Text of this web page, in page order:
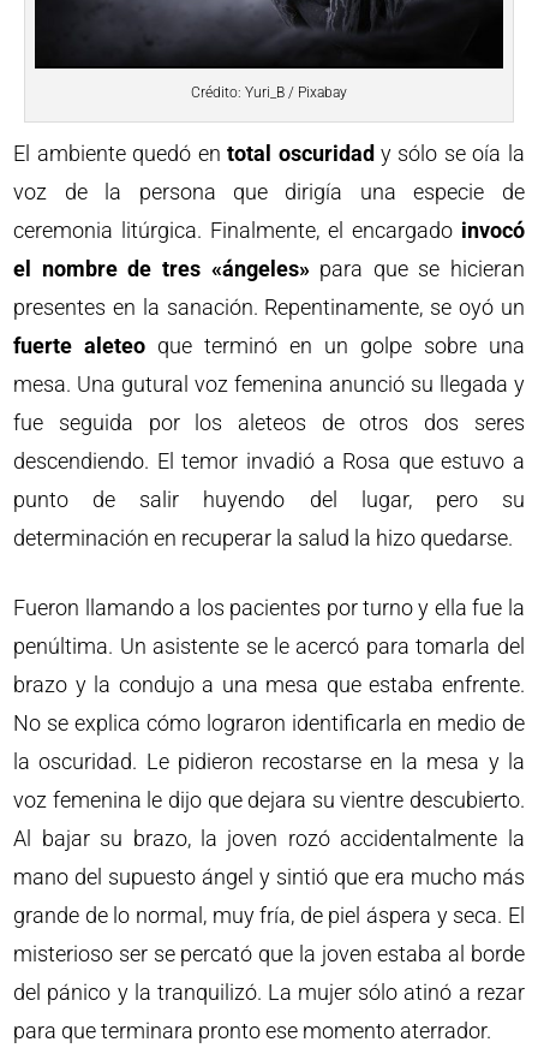
Crédito: Yuri_B / Pixabay
El ambiente quedó entotal oscuridad y sólo se oía la
voz de la persona que dirigía una especie de
ceremonia litúrgica. Finalmente, el encargado invocó
el nombre de tres «ángeles»para que se hicieran
presentes en la sanación. Repentinamente, se oyó un
fuerte aleteo que terminó en un golpe sobre una
mesa. Una gutural voz femenina anunció su llegada y
fue seguida por los aleteos de otros dos seres
descendiendo. El temor invadió a Rosa que estuvo a
punto de salir huyendo del lugar, pero su
determinación en recuperar la salud la hizo quedarse.
Fueron llamando a los pacientes por turno y ella fue la
penúltima. Un asistente se le acercó para tomarla del
brazo y la condujo a una mesa que estaba enfrente.
No se explica cómo lograron identificarla en medio de
la oscuridad. Le pidieron recostarse en la mesa y la
voz femenina le dijo que dejara su vientre descubierto.
Al bajar su brazo, la joven rozó accidentalmente la
mano del supuesto ángel y sintió que era mucho más
grande de lo normal, muy fría, de piel áspera y seca. El
misterioso ser se percató que la joven estaba al borde
del pánico y la tranquilizó. La mujer sólo atinó a rezar
para que terminara pronto ese momento aterrador.